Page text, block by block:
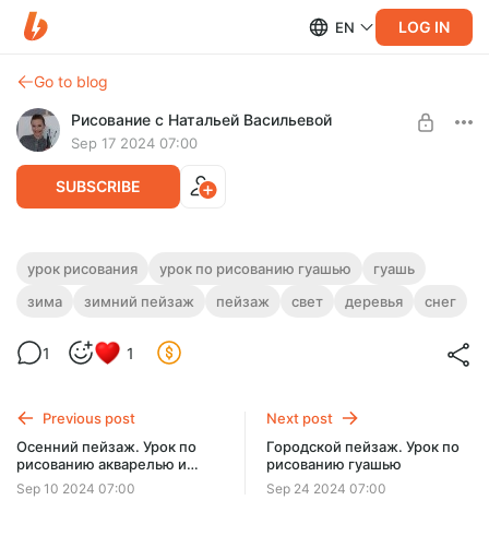
EN LOG IN
Go to blog
Рисование с Натальей Васильевой
Sep 17 2024 07:00
SUBSCRIBE
Лучи солнца в зимнем лесу. Урок по
рисованию гуашью
пробивающимися сквозь деревья. Продолжительность - 1
Level required:
урок рисования урок по рисованию гуашью
гуашь
зима
зимний пейзаж пейзаж свет деревья снег
1 1
Previous post
Осенний пейзаж. Урок по
рисованию акварелью и
цветными карандашами
Sep 10 2024 07:00
Next post
Городской пейзаж. Урок по
рисованию гуашью
Sep 24 2024 07:00